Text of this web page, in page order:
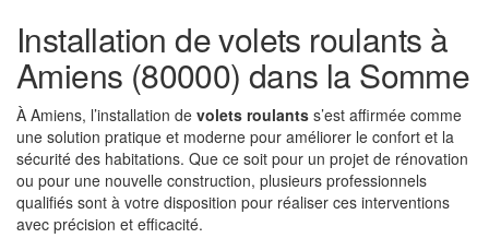
Installation de volets roulants à
Amiens (80000) dans la Somme
À Amiens, l’installation de volets roulants s’est affirmée comme
une solution pratique et moderne pour améliorer le confort et la
sécurité des habitations. Que ce soit pour un projet de rénovation
ou pour une nouvelle construction, plusieurs professionnels
qualifiés sont à votre disposition pour réaliser ces interventions
avec précision et efficacité.